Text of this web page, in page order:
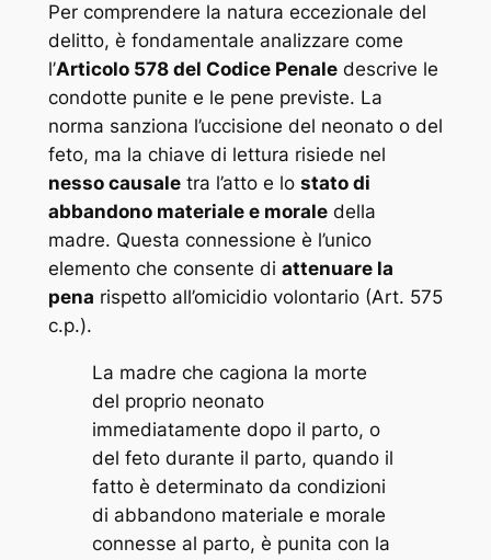
Per comprendere la natura eccezionale del
delitto, è fondamentale analizzare come
l’Articolo 578 del Codice Penaledescrive le
condotte punite e le pene previste. La
norma sanziona l’uccisione del neonato o del
feto, ma la chiave di lettura risiede nel
nesso causaletra l’atto e lo stato di
abbandono materiale e moraledella
madre. Questa connessione è l’unico
elemento che consente di attenuare la
pena rispetto all’omicidio volontario (Art. 575
c.p.).
La madre che cagiona la morte
del proprio neonato
immediatamente dopo il parto, o
del feto durante il parto, quando il
fatto è determinato da condizioni
di abbandono materiale e morale
connesse al parto, è punita con la